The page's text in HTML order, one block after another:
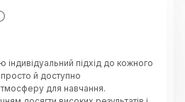
індивідуальний підхід до кожного
й доступно
для навчання.